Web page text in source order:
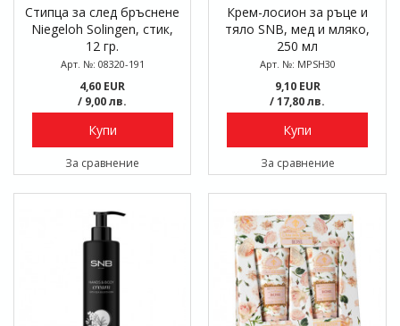
Стипца за след бръснене
Niegeloh Solingen, стик,
12 гр.
Арт. №: 08320-191
4,60 EUR
/ 9,00 лв.
Купи
За сравнение
Крем-лосион за ръце и
тяло SNB, мед и мляко,
250 мл
Арт. №: MPSH30
9,10 EUR
/ 17,80 лв.
Купи
За сравнение